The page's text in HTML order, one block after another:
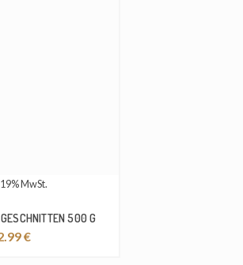
MwSt.
500 G
€